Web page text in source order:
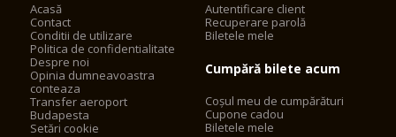
Acasă
Contact
Conditii de utilizare
Politica de confidentialitate
Despre noi
Opinia dumneavoastra
conteaza
Transfer aeroport
Budapesta
Setări cookie
Autentificare client
Recuperare parolă
Biletele mele
Cumpără bilete acum
Coșul meu de cumpărături
Cupone cadou
Biletele mele